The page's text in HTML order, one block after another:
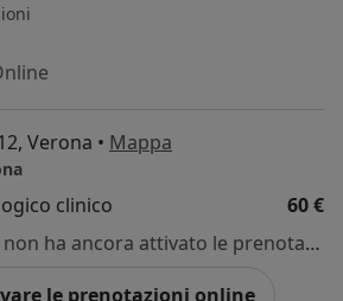
Verona • Mappa
clinico
60 €
Questo dottore non ha ancora attivato le prenotazioni online presso questo indirizzo.
le prenotazioni online